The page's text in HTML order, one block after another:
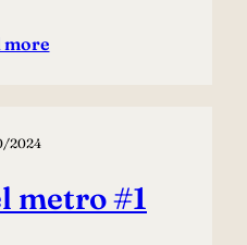
more
2024
metro #1